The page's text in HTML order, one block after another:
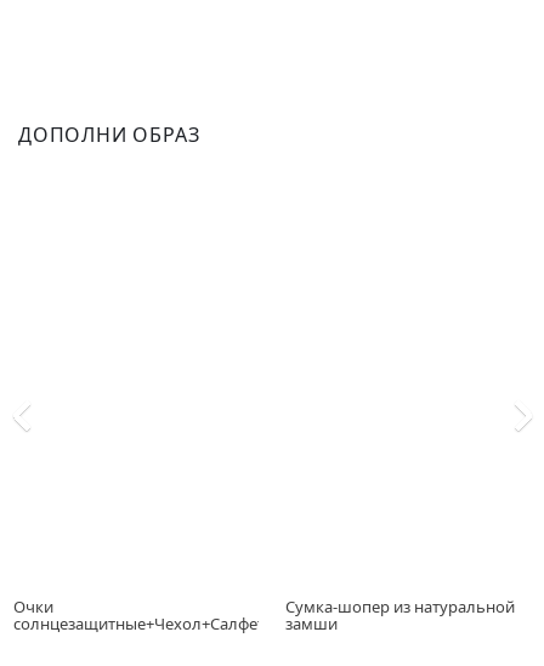
ДОПОЛНИ ОБРАЗ
Очки
солнцезащитные+Чехол+Салфетка
Сумка-шопер из натуральной
замши